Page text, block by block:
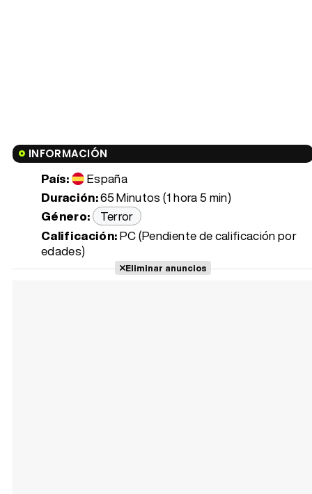
INFORMACIÓN
País:
España
Duración:65 Minutos (1 hora 5 min)
Género:
Terror
Calificación:PC (Pendiente de calificación por
edades)
Eliminar anuncios